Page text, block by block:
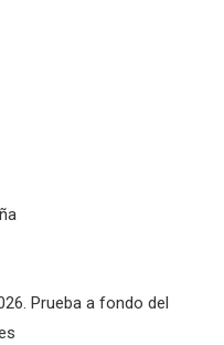
Prueba a fondo del